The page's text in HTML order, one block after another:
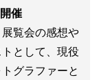
催
覧会の感想や
として、現役
グラファーと